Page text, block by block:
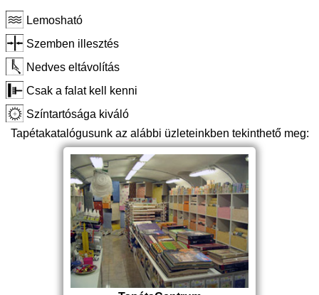
Lemosható
Szemben illesztés
Nedves eltávolítás
Csak a falat kell kenni
Színtartósága kiváló
Tapétakatalógusunk az alábbi üzleteinkben tekinthető meg: